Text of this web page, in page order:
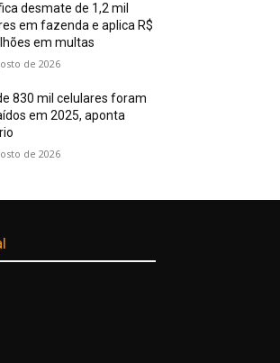
desmate de 1,2 mil
em fazenda e aplica R$
em multas
de 2026
830 mil celulares foram
em 2025, aponta
de 2026